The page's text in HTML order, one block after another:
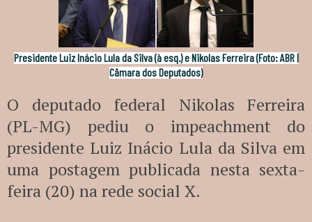
Presidente Luiz Inácio Lula da Silva (à esq.) e Nikolas Ferreira (Foto: ABR |
Câmara dos Deputados)
O deputado federal Nikolas Ferreira
(PL-MG) pediu o impeachment do
presidente Luiz Inácio Lula da Silva em
uma postagem publicada nesta sexta-
feira (20) na rede social X.